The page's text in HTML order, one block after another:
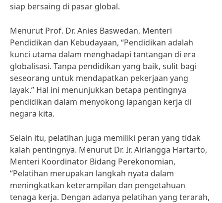
siap bersaing di pasar global.
Menurut Prof. Dr. Anies Baswedan, Menteri
Pendidikan dan Kebudayaan, “Pendidikan adalah
kunci utama dalam menghadapi tantangan di era
globalisasi. Tanpa pendidikan yang baik, sulit bagi
seseorang untuk mendapatkan pekerjaan yang
layak.” Hal ini menunjukkan betapa pentingnya
pendidikan dalam menyokong lapangan kerja di
negara kita.
Selain itu, pelatihan juga memiliki peran yang tidak
kalah pentingnya. Menurut Dr. Ir. Airlangga Hartarto,
Menteri Koordinator Bidang Perekonomian,
“Pelatihan merupakan langkah nyata dalam
meningkatkan keterampilan dan pengetahuan
tenaga kerja. Dengan adanya pelatihan yang terarah,